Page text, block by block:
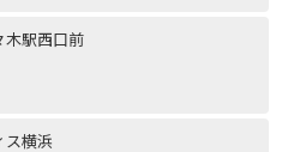
木駅西口前
ス横浜